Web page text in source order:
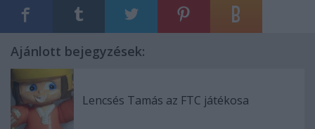
Ajánlott bejegyzések:
Lencsés Tamás az FTC játékosa